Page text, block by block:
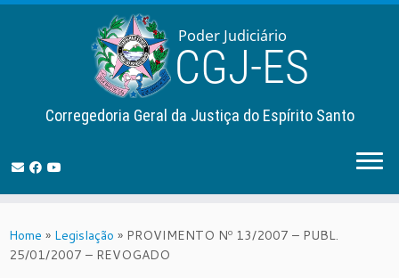
to
content
Corregedoria Geral da Justiça do Espírito Santo
Home » Legislação » PROVIMENTO Nº 13/2007 – PUBL.
25/01/2007 – REVOGADO